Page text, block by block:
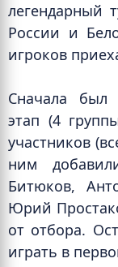
легендарный
России и
игроков
Сначала был
этап (4
участников
ним
Битюков,
Юрий
от отбора.
играть в